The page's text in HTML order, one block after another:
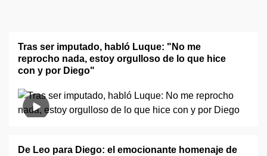
Tras ser imputado, habló Luque: "No me
reprocho nada, estoy orgulloso de lo que hice
con y por Diego"
De Leo para Diego: el emocionante homenaje de